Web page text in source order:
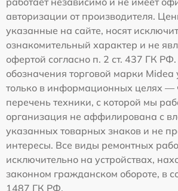
авторизации от производителя.
указанные на сайте, носят
ознакомительный характер и не
офертой согласно п. 2 ст. 437 ГК
обозначения торговой марки
только в информационных целях —
перечень техники, с которой мы
организация не аффилирована с
указанных товарных знаков и не
интересы. Все виды ремонтных
исключительно на устройствах,
законном гражданском обороте, в
1487 ГК РФ.